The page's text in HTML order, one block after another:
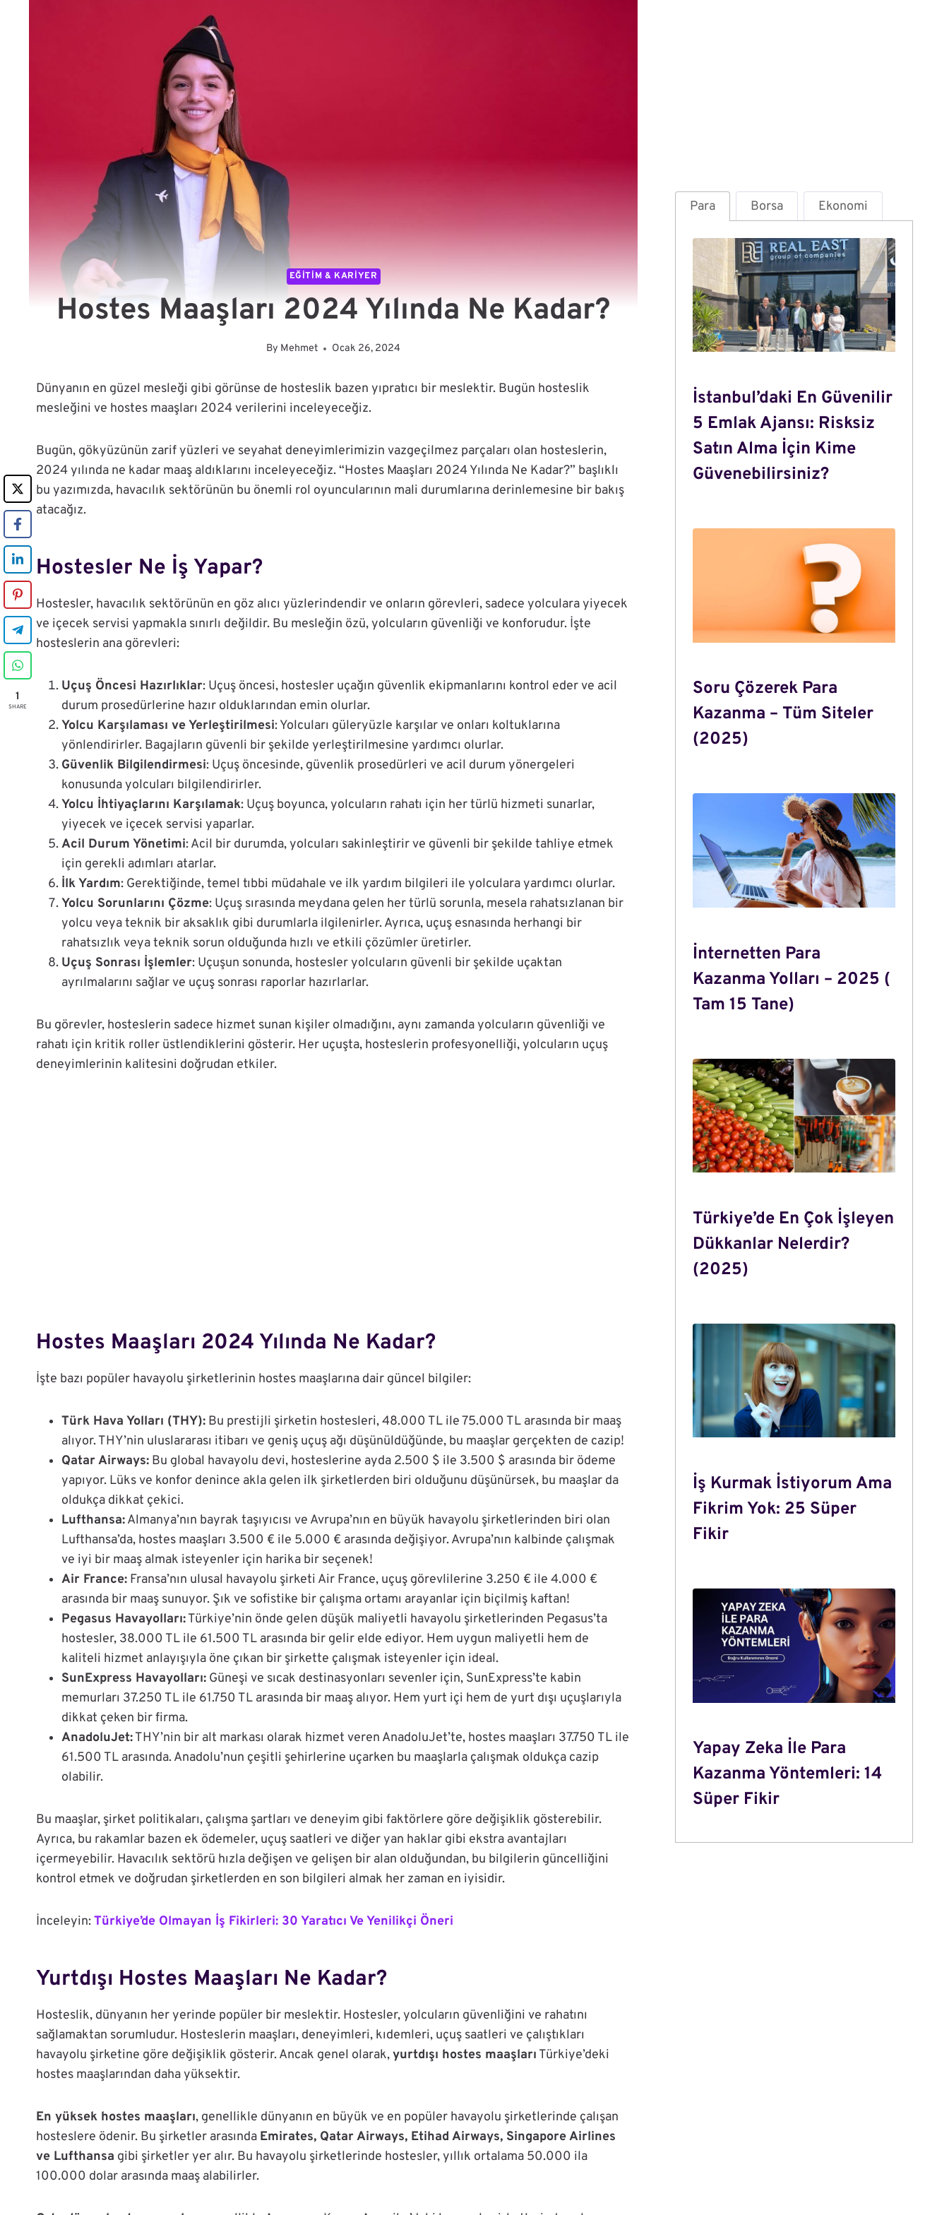
EĞITIM & KARIYER
Hostes Maaşları 2024 Yılında Ne Kadar?
By Mehmet Ocak 26, 2024
Dünyanın en güzel mesleği gibi görünse de hosteslik bazen yıpratıcı bir meslektir. Bugün hosteslik
mesleğini ve hostes maaşları 2024 verilerini inceleyeceğiz.
Bugün, gökyüzünün zarif yüzleri ve seyahat deneyimlerimizin vazgeçilmez parçaları olan hosteslerin,
2024 yılında ne kadar maaş aldıklarını inceleyeceğiz. “Hostes Maaşları 2024 Yılında Ne Kadar?” başlıklı
bu yazımızda, havacılık sektörünün bu önemli rol oyuncularının mali durumlarına derinlemesine bir bakış
atacağız.
Hostesler Ne İş Yapar?
Hostesler, havacılık sektörünün en göz alıcı yüzlerindendir ve onların görevleri, sadece yolculara yiyecek
ve içecek servisi yapmakla sınırlı değildir. Bu mesleğin özü, yolcuların güvenliği ve konforudur. İşte
hosteslerin ana görevleri:
Uçuş Öncesi Hazırlıklar: Uçuş öncesi, hostesler uçağın güvenlik ekipmanlarını kontrol eder ve acil
durum prosedürlerine hazır olduklarından emin olurlar.
Yolcu Karşılaması ve Yerleştirilmesi: Yolcuları güleryüzle karşılar ve onları koltuklarına
yönlendirirler. Bagajların güvenli bir şekilde yerleştirilmesine yardımcı olurlar.
Güvenlik Bilgilendirmesi: Uçuş öncesinde, güvenlik prosedürleri ve acil durum yönergeleri
konusunda yolcuları bilgilendirirler.
Yolcu İhtiyaçlarını Karşılamak: Uçuş boyunca, yolcuların rahatı için her türlü hizmeti sunarlar,
yiyecek ve içecek servisi yaparlar.
Acil Durum Yönetimi: Acil bir durumda, yolcuları sakinleştirir ve güvenli bir şekilde tahliye etmek
için gerekli adımları atarlar.
İlk Yardım: Gerektiğinde, temel tıbbi müdahale ve ilk yardım bilgileri ile yolculara yardımcı olurlar.
Yolcu Sorunlarını Çözme: Uçuş sırasında meydana gelen her türlü sorunla, mesela rahatsızlanan bir
yolcu veya teknik bir aksaklık gibi durumlarla ilgilenirler. Ayrıca, uçuş esnasında herhangi bir
rahatsızlık veya teknik sorun olduğunda hızlı ve etkili çözümler üretirler.
Uçuş Sonrası İşlemler: Uçuşun sonunda, hostesler yolcuların güvenli bir şekilde uçaktan
ayrılmalarını sağlar ve uçuş sonrası raporlar hazırlarlar.
Bu görevler, hosteslerin sadece hizmet sunan kişiler olmadığını, aynı zamanda yolcuların güvenliği ve
rahatı için kritik roller üstlendiklerini gösterir. Her uçuşta, hosteslerin profesyonelliği, yolcuların uçuş
deneyimlerinin kalitesini doğrudan etkiler.
Hostes Maaşları 2024 Yılında Ne Kadar?
İşte bazı popüler havayolu şirketlerinin hostes maaşlarına dair güncel bilgiler:
Türk Hava Yolları (THY): Bu prestijli şirketin hostesleri, 48.000 TL ile 75.000 TL arasında bir maaş
alıyor. THY’nin uluslararası itibarı ve geniş uçuş ağı düşünüldüğünde, bu maaşlar gerçekten de cazip!
Qatar Airways: Bu global havayolu devi, hosteslerine ayda 2.500 $ ile 3.500 $ arasında bir ödeme
yapıyor. Lüks ve konfor denince akla gelen ilk şirketlerden biri olduğunu düşünürsek, bu maaşlar da
oldukça dikkat çekici.
Lufthansa:Almanya’nın bayrak taşıyıcısı ve Avrupa’nın en büyük havayolu şirketlerinden biri olan
Lufthansa’da, hostes maaşları 3.500 € ile 5.000 € arasında değişiyor. Avrupa’nın kalbinde çalışmak
ve iyi bir maaş almak isteyenler için harika bir seçenek!
Air France: Fransa’nın ulusal havayolu şirketi Air France, uçuş görevlilerine 3.250 € ile 4.000 €
arasında bir maaş sunuyor. Şık ve sofistike bir çalışma ortamı arayanlar için biçilmiş kaftan!
Pegasus Havayolları:Türkiye’nin önde gelen düşük maliyetli havayolu şirketlerinden Pegasus’ta
hostesler, 38.000 TL ile 61.500 TL arasında bir gelir elde ediyor. Hem uygun maliyetli hem de
kaliteli hizmet anlayışıyla öne çıkan bir şirkette çalışmak isteyenler için ideal.
SunExpress Havayolları: Güneşi ve sıcak destinasyonları sevenler için, SunExpress’te kabin
memurları 37.250 TL ile 61.750 TL arasında bir maaş alıyor. Hem yurt içi hem de yurt dışı uçuşlarıyla
dikkat çeken bir firma.
AnadoluJet:THY’nin bir alt markası olarak hizmet veren AnadoluJet’te, hostes maaşları 37.750 TL ile
61.500 TL arasında. Anadolu’nun çeşitli şehirlerine uçarken bu maaşlarla çalışmak oldukça cazip
olabilir.
Bu maaşlar, şirket politikaları, çalışma şartları ve deneyim gibi faktörlere göre değişiklik gösterebilir.
Ayrıca, bu rakamlar bazen ek ödemeler, uçuş saatleri ve diğer yan haklar gibi ekstra avantajları
içermeyebilir. Havacılık sektörü hızla değişen ve gelişen bir alan olduğundan, bu bilgilerin güncelliğini
kontrol etmek ve doğrudan şirketlerden en son bilgileri almak her zaman en iyisidir.
İnceleyin:Türkiye’de Olmayan İş Fikirleri: 30 Yaratıcı Ve Yenilikçi Öneri
Yurtdışı Hostes Maaşları Ne Kadar?
Hosteslik, dünyanın her yerinde popüler bir meslektir. Hostesler, yolcuların güvenliğini ve rahatını
sağlamaktan sorumludur. Hosteslerin maaşları, deneyimleri, kıdemleri, uçuş saatleri ve çalıştıkları
havayolu şirketine göre değişiklik gösterir. Ancak genel olarak,yurtdışı hostes maaşları Türkiye’deki
hostes maaşlarından daha yüksektir.
En yüksek hostes maaşları, genellikle dünyanın en büyük ve en popüler havayolu şirketlerinde çalışan
hosteslere ödenir. Bu şirketler arasında Emirates, Qatar Airways, Etihad Airways, Singapore Airlines
ve Lufthansa gibi şirketler yer alır. Bu havayolu şirketlerinde hostesler, yıllık ortalama 50.000 ila
100.000 dolar arasında maaş alabilirler.
Para Borsa Ekonomi
İstanbul’daki En Güvenilir
5 Emlak Ajansı: Risksiz
Satın Alma İçin Kime
Güvenebilirsiniz?
Soru Çözerek Para
Kazanma – Tüm Siteler
(2025)
İnternetten Para
Kazanma Yolları – 2025 (
Tam 15 Tane)
Türkiye’de En Çok İşleyen
Dükkanlar Nelerdir?
(2025)
İş Kurmak İstiyorum Ama
Fikrim Yok: 25 Süper
Fikir
Yapay Zeka İle Para
Kazanma Yöntemleri: 14
Süper Fikir
1
SHARE